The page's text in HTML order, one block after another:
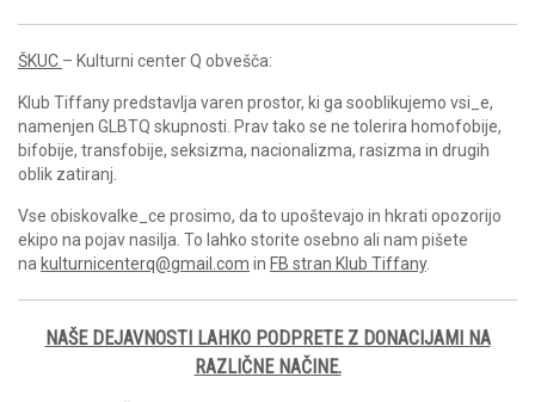
ŠKUC – Kulturni center Q obvešča:
Klub Tiffany predstavlja varen prostor, ki ga sooblikujemo vsi_e,
namenjen GLBTQ skupnosti. Prav tako se ne tolerira homofobije,
bifobije, transfobije, seksizma, nacionalizma, rasizma in drugih
oblik zatiranj.
Vse obiskovalke_ce prosimo, da to upoštevajo in hkrati opozorijo
ekipo na pojav nasilja. To lahko storite osebno ali nam pišete
na kulturnicenterq@gmail.com in FB stran Klub Tiffany.
NAŠE DEJAVNOSTI LAHKO PODPRETE Z DONACIJAMI NA
RAZLIČNE NAČINE.